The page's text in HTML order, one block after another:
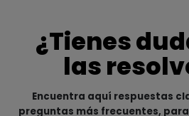
¿Tienes
las
Encuentra aquí respuestas
preguntas más frecuentes,